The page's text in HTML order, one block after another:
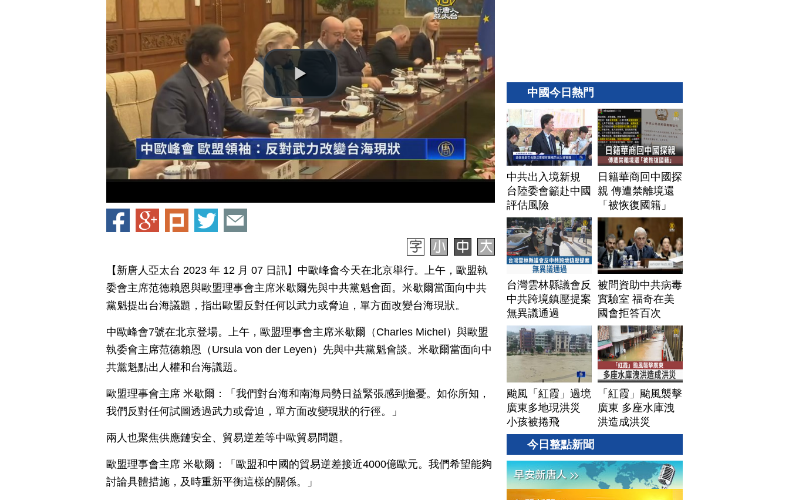
【新唐人亞太台 2023 年 12 月 07 日訊】中歐峰會今天在北京舉行。上午，歐盟執
委會主席范德賴恩與歐盟理事會主席米歇爾先與中共黨魁會面。米歇爾當面向中共
黨魁提出台海議題，指出歐盟反對任何以武力或脅迫，單方面改變台海現狀。
中歐峰會7號在北京登場。上午，歐盟理事會主席米歇爾（Charles Michel）與歐盟
執委會主席范德賴恩（Ursula von der Leyen）先與中共黨魁會談。米歇爾當面向中
共黨魁點出人權和台海議題。
歐盟理事會主席 米歇爾：「我們對台海和南海局勢日益緊張感到擔憂。如你所知，
我們反對任何試圖透過武力或脅迫，單方面改變現狀的行徑。」
兩人也聚焦供應鏈安全、貿易逆差等中歐貿易問題。
歐盟理事會主席 米歇爾：「歐盟和中國的貿易逆差接近4000億歐元。我們希望能夠
討論具體措施，及時重新平衡這樣的關係。」
中國今日熱門
中共出入境新規
台陸委會籲赴中國
評估風險
日籍華商回中國探
親 傳遭禁離境還
「被恢復國籍」
台灣雲林縣議會反
中共跨境鎮壓提案
無異議通過
被問資助中共病毒
實驗室 福奇在美
國會拒答百次
颱風「紅霞」過境
廣東多地現洪災
小孩被捲飛
「紅霞」颱風襲擊
廣東 多座水庫洩
洪造成洪災
今日整點新聞